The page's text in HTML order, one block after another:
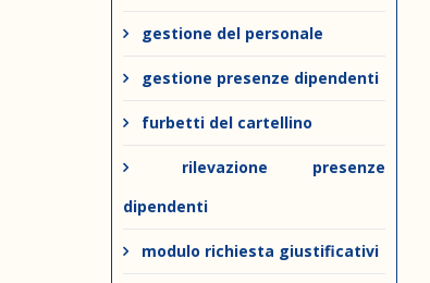
gestione del personale
gestione presenze dipendenti
furbetti del cartellino
rilevazione presenze
dipendenti
modulo richiesta giustificativi